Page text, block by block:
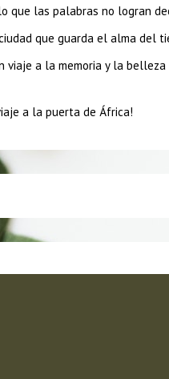
que las palabras no logran
que guarda el alma del
viaje a la memoria y la belleza
a la puerta de África!